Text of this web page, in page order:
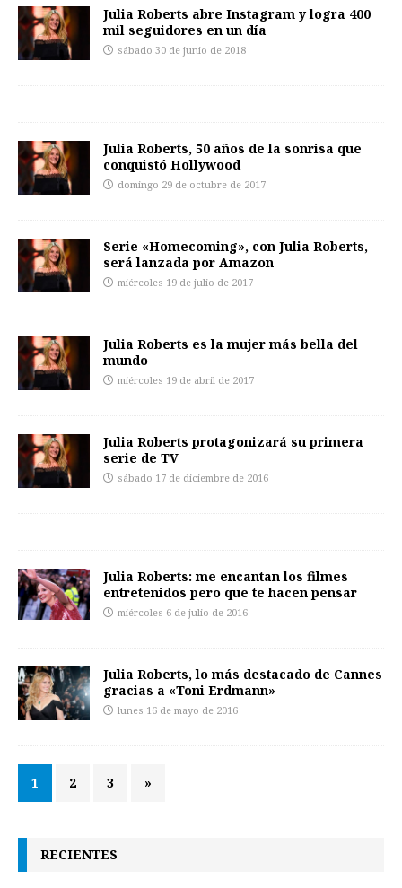
Julia Roberts abre Instagram y logra 400
mil seguidores en un día
sábado 30 de junio de 2018
Julia Roberts, 50 años de la sonrisa que
conquistó Hollywood
domingo 29 de octubre de 2017
Serie «Homecoming», con Julia Roberts,
será lanzada por Amazon
miércoles 19 de julio de 2017
Julia Roberts es la mujer más bella del
mundo
miércoles 19 de abril de 2017
Julia Roberts protagonizará su primera
serie de TV
sábado 17 de diciembre de 2016
Julia Roberts: me encantan los filmes
entretenidos pero que te hacen pensar
miércoles 6 de julio de 2016
Julia Roberts, lo más destacado de Cannes
gracias a «Toni Erdmann»
lunes 16 de mayo de 2016
1 2 3 »
RECIENTES